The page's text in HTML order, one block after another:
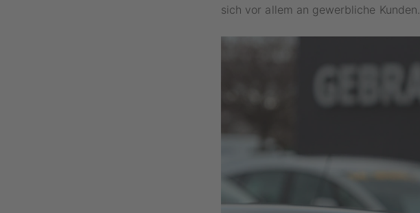
sich vor allem an gewerbliche Kunden.